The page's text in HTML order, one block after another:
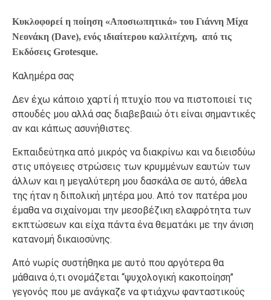
Κυκλοφορεί η ποίηση «Αποσιωπητικά» του Γιάννη Μίχα
Νεονάκη (Dave), ενός ιδιαίτερου καλλιτέχνη, από τις
ΕκδόσειςGrotesque.
Καλημέρα σας
Δεν έχω κάποιο χαρτί ή πτυχίο που να πιστοποιεί τις
σπουδές μου αλλά σας διαβεβαιώ ότι είναι σημαντικές
αν και κάπως ασυνήθιστες.
Εκπαιδεύτηκα από μικρός να διακρίνω και να διεισδύω
στις υπόγειες στρώσεις των κρυμμένων εαυτών των
άλλων και η μεγαλύτερη μου δασκάλα σε αυτό, άθελα
της ήταν η διπολική μητέρα μου. Από τον πατέρα μου
έμαθα να σιχαίνομαι την μεσοβέζικη ελαφρότητα των
εκπτώσεων και είχα πάντα ένα θεματάκι με την άνιση
κατανομή δικαιοσύνης.
Από νωρίς συστήθηκα με αυτό που αργότερα θα
μάθαινα ό,τι ονομάζεται “ψυχολογική κακοποίηση”
γεγονός που με ανάγκαζε να φτιάχνω φανταστικούς